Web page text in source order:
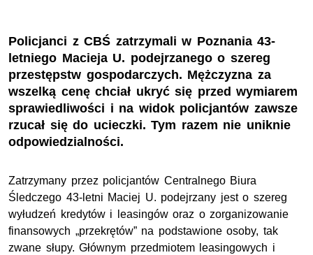
Policjanci z CBŚ zatrzymali w Poznania 43-
letniego Macieja U. podejrzanego o szereg
przestępstw gospodarczych. Mężczyzna za
wszelką cenę chciał ukryć się przed wymiarem
sprawiedliwości i na widok policjantów zawsze
rzucał się do ucieczki. Tym razem nie uniknie
odpowiedzialności.
Zatrzymany przez policjantów Centralnego Biura
Śledczego 43-letni Maciej U. podejrzany jest o szereg
wyłudzeń kredytów i leasingów oraz o zorganizowanie
finansowych „przekrętów” na podstawione osoby, tak
zwane słupy. Głównym przedmiotem leasingowych i